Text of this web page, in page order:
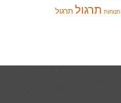
תנוחות תרגול תרגול